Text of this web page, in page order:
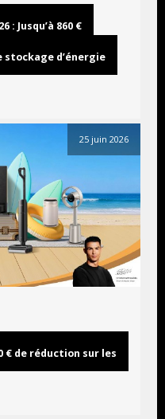
: Jusqu’à 860 €
stockage d’énergie
25 juin 2026
€ de réduction sur les